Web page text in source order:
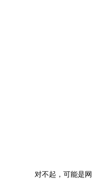
对不起，可能是